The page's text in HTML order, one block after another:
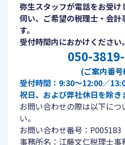
弥生スタッフが電話をお受け
伺い、ご希望の税理士・会計
す。
受付時間内におかけください。
050-
(ご案内番
受付時間：9:30〜12:00／
祝日、および弊社休日を除き
お問い合わせの際は以下につ
い。
お問い合わせ番号：P005183
事務所名：江藤文仁税理士事